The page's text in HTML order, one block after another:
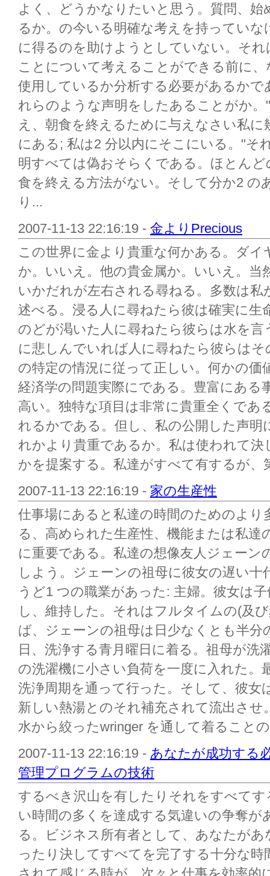
よく、どうかなりたいと思う。質問、
るか。の今いる明確な考えを持ってい
に得るのを助けようとしていない。そ
ことについて考えることができる前に
使用しているか分析する必要があるか
れらのような声明をしたあることがか
え、朝食を終えるために与えなさい私
にある; 私は2 分以内にそこにいる。"そ
明すべては偽おそらくである。ほとん
食を終える方法がない。そして分か2 の
り...
2007-11-13 22:16:19 - 金よりPrecious
この世界に金より貴重な何かある。ダ
か。いいえ。他の貴金属か。いいえ。
いかだれが左右される尋ねる。多数は
述べる。浸る人に尋ねたら彼は確実に生
のどが渇いた人に尋ねたら彼らは水を
に悲しんでいれば人に尋ねたら彼らは
の特定の情況に従って正しい。何かの価
経済学の問題実際にである。豊富にある
高い。独特な項目は非常に貴重全くであ
れるかである。但し、私の公開した声
れかより貴重であるか。私は使われて
かを提案する。私達がすべて有するが、
2007-11-13 22:16:19 - 家の生産性
仕事場にあると私達の時間のためのより
る、高められた生産性、機能または私達
に重要である。私達の想像友人ジェーン
しよう。ジェーンの祖母に彼女の遅い
うど1 つの職業があった: 主婦。彼女は
し、維持した。それはフルタイムの(及
ば、ジェーンの祖母は日少なくとも半分
日、洗浄する青月曜日に着る。祖母が洗
の洗濯機に小さい負荷を一度に入れた。
洗浄周期を通って行った。そして、彼女
新しい熱湯とのそれ補充されて流出させ
水から絞ったwringer を通して着ること
2007-11-13 22:16:19 - あなたが成功する
管理プログラムの技術
するべき沢山を有したりそれをすべて
い時間の多くを達成する気違いの争奪
る。ビジネス所有者として、あなたが
ったり決してすべてを完了する十分な